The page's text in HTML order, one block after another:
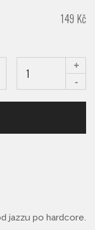
149 Kč
+
-
jazzu po hardcore.